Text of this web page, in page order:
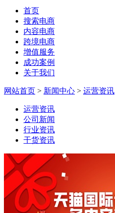
首页
搜索电商
内容电商
跨境电商
增值服务
成功案例
关于我们
网站首页 > 新闻中心 > 运营资讯
运营资讯
公司新闻
行业资讯
干货资讯